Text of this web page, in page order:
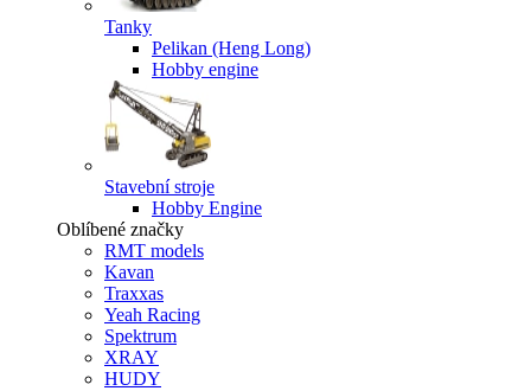
Tanky
Pelikan (Heng Long)
Hobby engine
Stavební stroje
Hobby Engine
Oblíbené značky
RMT models
Kavan
Traxxas
Yeah Racing
Spektrum
XRAY
HUDY